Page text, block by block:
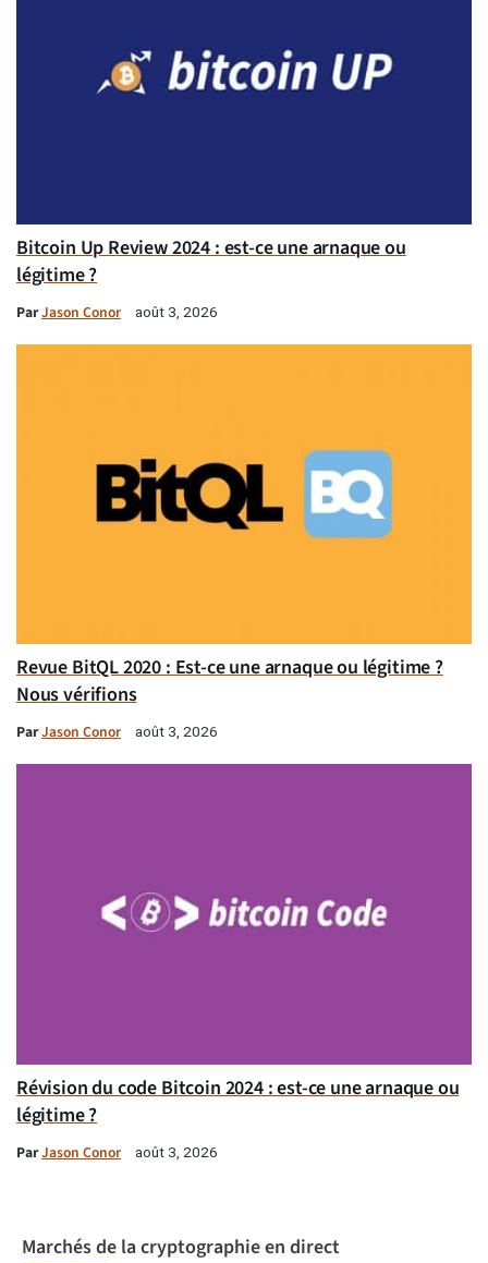
Bitcoin Up Review 2024 : est-ce une arnaque ou
légitime ?
ParJason Conor août 3, 2026
Revue BitQL 2020 : Est-ce une arnaque ou légitime ?
Nous vérifions
ParJason Conor août 3, 2026
Révision du code Bitcoin 2024 : est-ce une arnaque ou
légitime ?
ParJason Conor août 3, 2026
Marchés de la cryptographie en direct